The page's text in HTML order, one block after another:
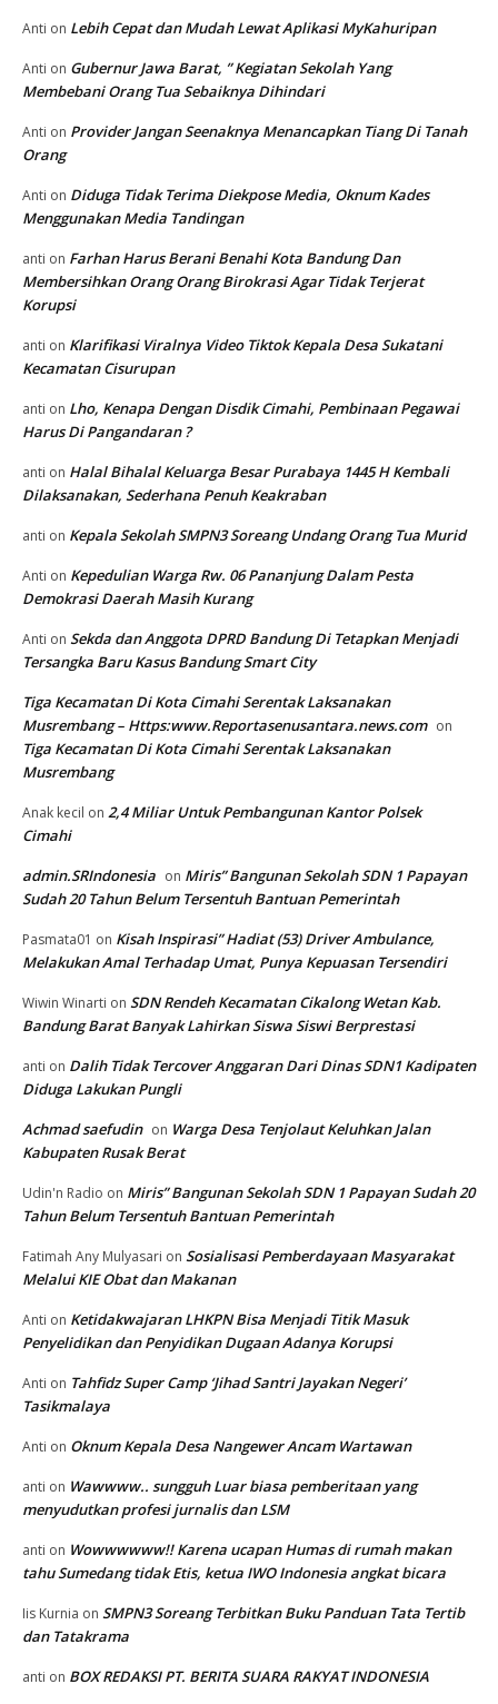
Anti on Lebih Cepat dan Mudah Lewat Aplikasi MyKahuripan
Anti on Gubernur Jawa Barat, ” Kegiatan Sekolah Yang
Membebani Orang Tua Sebaiknya Dihindari
Anti on Provider Jangan Seenaknya Menancapkan Tiang Di Tanah
Orang
Anti on Diduga Tidak Terima Diekpose Media, Oknum Kades
Menggunakan Media Tandingan
anti on Farhan Harus Berani Benahi Kota Bandung Dan
Membersihkan Orang Orang Birokrasi Agar Tidak Terjerat
Korupsi
anti on Klarifikasi Viralnya Video Tiktok Kepala Desa Sukatani
Kecamatan Cisurupan
anti on Lho, Kenapa Dengan Disdik Cimahi, Pembinaan Pegawai
Harus Di Pangandaran ?
anti on Halal Bihalal Keluarga Besar Purabaya 1445 H Kembali
Dilaksanakan, Sederhana Penuh Keakraban
anti on Kepala Sekolah SMPN3 Soreang Undang Orang Tua Murid
Anti on Kepedulian Warga Rw. 06 Pananjung Dalam Pesta
Demokrasi Daerah Masih Kurang
Anti on Sekda dan Anggota DPRD Bandung Di Tetapkan Menjadi
Tersangka Baru Kasus Bandung Smart City
Tiga Kecamatan Di Kota Cimahi Serentak Laksanakan
Musrembang – Https:www.Reportasenusantara.news.com on
Tiga Kecamatan Di Kota Cimahi Serentak Laksanakan
Musrembang
Anak kecil on 2,4 Miliar Untuk Pembangunan Kantor Polsek
Cimahi
admin.SRIndonesia on Miris” Bangunan Sekolah SDN 1 Papayan
Sudah 20 Tahun Belum Tersentuh Bantuan Pemerintah
Pasmata01 on Kisah Inspirasi” Hadiat (53) Driver Ambulance,
Melakukan Amal Terhadap Umat, Punya Kepuasan Tersendiri
Wiwin Winarti on SDN Rendeh Kecamatan Cikalong Wetan Kab.
Bandung Barat Banyak Lahirkan Siswa Siswi Berprestasi
anti on Dalih Tidak Tercover Anggaran Dari Dinas SDN1 Kadipaten
Diduga Lakukan Pungli
Achmad saefudin on Warga Desa Tenjolaut Keluhkan Jalan
Kabupaten Rusak Berat
Udin'n Radio on Miris” Bangunan Sekolah SDN 1 Papayan Sudah 20
Tahun Belum Tersentuh Bantuan Pemerintah
Fatimah Any Mulyasari on Sosialisasi Pemberdayaan Masyarakat
Melalui KIE Obat dan Makanan
Anti on Ketidakwajaran LHKPN Bisa Menjadi Titik Masuk
Penyelidikan dan Penyidikan Dugaan Adanya Korupsi
Anti on Tahfidz Super Camp ‘Jihad Santri Jayakan Negeri’
Tasikmalaya
Anti on Oknum Kepala Desa Nangewer Ancam Wartawan
anti on Wawwww.. sungguh Luar biasa pemberitaan yang
menyudutkan profesi jurnalis dan LSM
anti on Wowwwwww!! Karena ucapan Humas di rumah makan
tahu Sumedang tidak Etis, ketua IWO Indonesia angkat bicara
Iis Kurnia on SMPN3 Soreang Terbitkan Buku Panduan Tata Tertib
dan Tatakrama
anti on BOX REDAKSI PT. BERITA SUARA RAKYAT INDONESIA